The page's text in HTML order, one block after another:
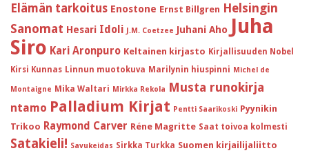
Elämän tarkoitus Enostone Ernst Billgren Helsingin
Sanomat Hesari Idoli J.M. Coetzee Juhani Aho Juha
Siro Kari Aronpuro Keltainen kirjasto Kirjallisuuden Nobel
Kirsi Kunnas Linnun muotokuva Marilynin hiuspinni Michel de
Montaigne Mika Waltari Mirkka Rekola Musta runokirja
ntamo Palladium Kirjat Pentti Saarikoski Pyynikin
Trikoo Raymond Carver Réne Magritte Saat toivoa kolmesti
Satakieli! Savukeidas Sirkka Turkka Suomen kirjailijaliitto